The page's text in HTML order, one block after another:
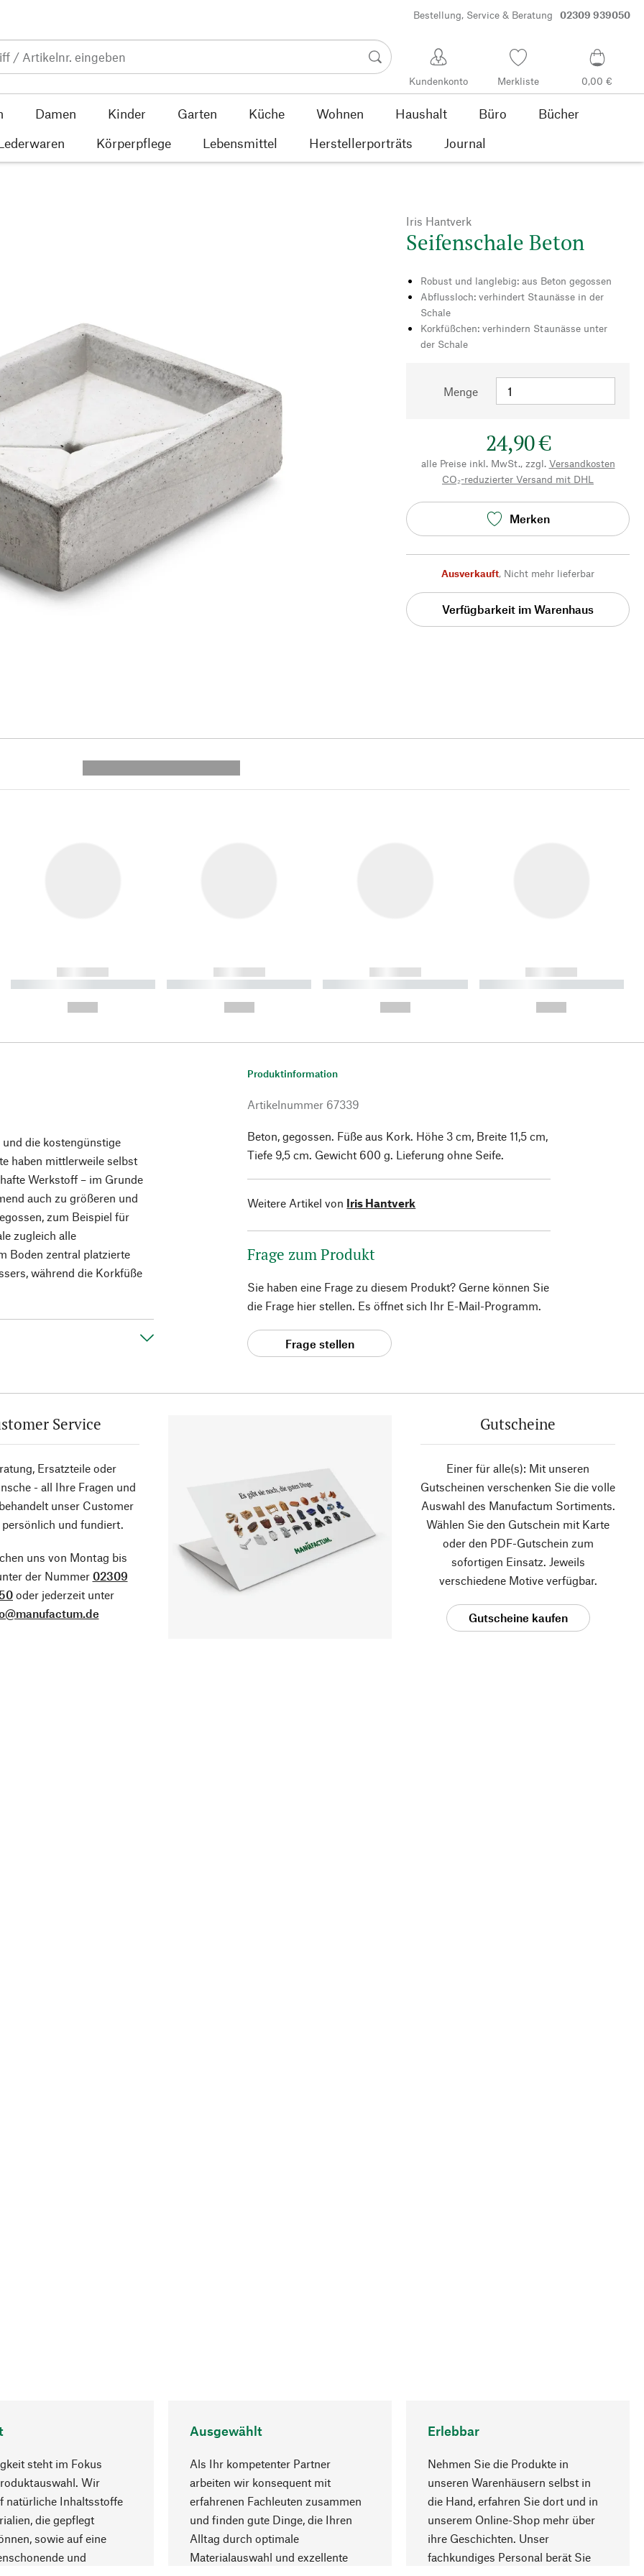
Bestellung, Service & Beratung 02309 939050
Kundenkonto Merkliste 0,00 €
Damen Kinder Garten Küche Wohnen Haushalt Büro
Bücher
Körperpflege Lebensmittel Herstellerporträts Journal
Iris Hantverk
Seifenschale Beton
Robust und langlebig: aus Beton gegossen
Abflussloch: verhindert Staunässe in der
Schale
Korkfüßchen: verhindern Staunässe unter
der Schale
Menge
24,90 €
alle Preise inkl. MwSt., zzgl. Versandkosten
CO₂-reduzierter Versand mit DHL
Merken
Ausverkauft, Nicht mehr lieferbar
Verfügbarkeit im Warenhaus
------------
----------- ----------- ----------
------------
----------- ----------- ----------
------------
----------- ----------- ----------
------------
----------- ----------- ----------
die kostengünstige
haben mittlerweile selbst
Werkstoff – im Grunde
auch zu größeren und
zum Beispiel für
zugleich alle
Boden zentral platzierte
während die Korkfüße
Produktinformation
Artikelnummer 67339
Beton, gegossen. Füße aus Kork. Höhe 3 cm, Breite 11,5 cm,
Tiefe 9,5 cm. Gewicht 600 g. Lieferung ohne Seife.
Weitere Artikel von Iris Hantverk
Frage zum Produkt
Sie haben eine Frage zu diesem Produkt? Gerne können Sie
die Frage hier stellen. Es öffnet sich Ihr E-Mail-Programm.
Frage stellen
Service
Ersatzteile oder
- all Ihre Fragen und
unser Customer
und fundiert.
uns von Montag bis
der Nummer 02309
oder jederzeit unter
Gutscheine
Einer für alle(s): Mit unseren
Gutscheinen verschenken Sie die volle
Auswahl des Manufactum Sortiments.
Wählen Sie den Gutschein mit Karte
oder den PDF-Gutschein zum
sofortigen Einsatz. Jeweils
verschiedene Motive verfügbar.
Gutscheine kaufen
steht im Fokus
Wir
natürliche Inhaltsstoffe
die gepflegt
sowie auf eine
und
Ausgewählt
Als Ihr kompetenter Partner
arbeiten wir konsequent mit
erfahrenen Fachleuten zusammen
und finden gute Dinge, die Ihren
Alltag durch optimale
Materialauswahl und exzellente
Erlebbar
Nehmen Sie die Produkte in
unseren Warenhäusern selbst in
die Hand, erfahren Sie dort und in
unserem Online-Shop mehr über
ihre Geschichten. Unser
fachkundiges Personal berät Sie